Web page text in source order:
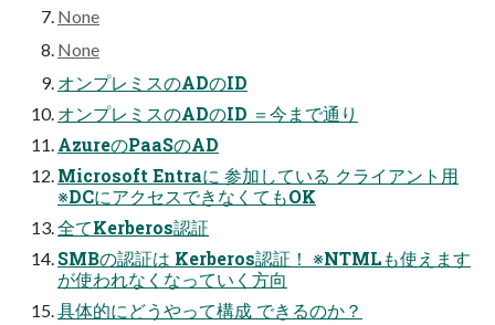
None
None
オンプレミスのADのID
オンプレミスのADのID ＝今まで通り
AzureのPaaSのAD
Microsoft Entraに 参加している クライアント用
※DCにアクセスできなくてもOK
全てKerberos認証
SMBの認証は Kerberos認証！ ※NTMLも使えます
が使われなくなっていく方向
具体的にどうやって構成 できるのか？